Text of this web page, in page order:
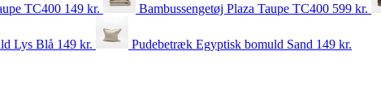
TC400 149 kr. Bambussengetøj Plaza Taupe TC400 599 kr.
Lys Blå 149 kr. Pudebetræk Egyptisk bomuld Sand 149 kr.